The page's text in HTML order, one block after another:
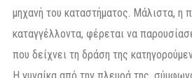
μηχανή του καταστήματος. Μάλιστα, η
καταγγέλλοντα, φέρεται να
που δείχνει τη δράση της